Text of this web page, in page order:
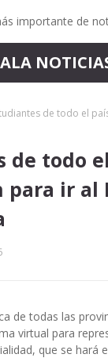
importante de
de todo el
de todo
para ir al
de todas las
virtual para
que se hará